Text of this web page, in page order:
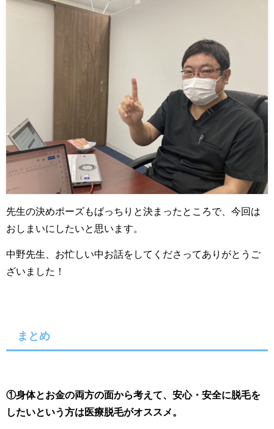
先生の決めポーズもばっちりと決まったところで、今回は
おしまいにしたいと思います。
中野先生、お忙しい中お話をしてくださってありがとうご
ざいました！
まとめ
①身体とお金の両方の面から考えて、安心・安全に脱毛を
したいという方は医療脱毛がオススメ。